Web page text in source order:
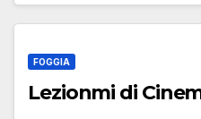
FOGGIA
Lezionmi di